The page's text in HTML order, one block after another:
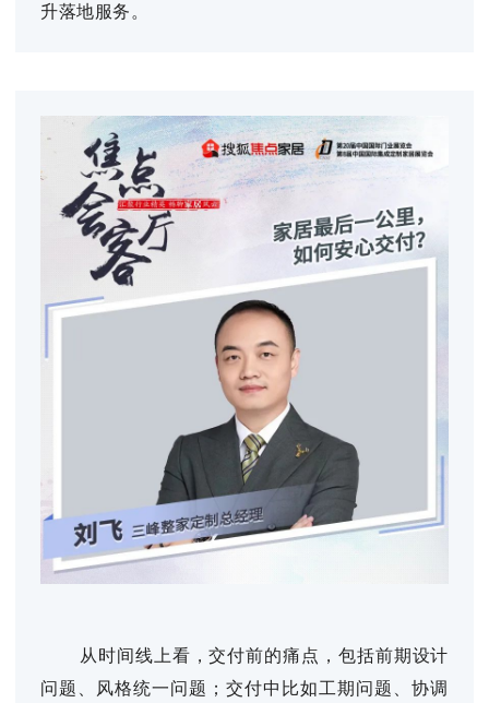
升落地服务。
从时间线上看，交付前的痛点，包括前期设计
问题、风格统一问题；交付中比如工期问题、协调